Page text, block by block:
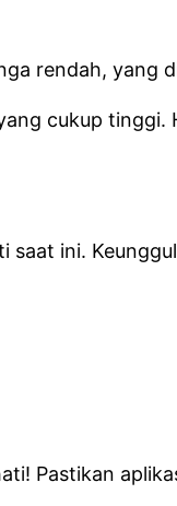
rendah, yang
cukup tinggi.
ini.
Pastikan